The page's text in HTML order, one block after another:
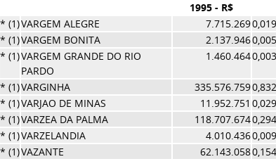
1995 - R$
* (1)VARGEM ALEGRE 7.715.269
* (1)VARGEM BONITA 2.137.946
* (1)VARGEM GRANDE DO RIO
PARDO
1.460.464
* (1)VARGINHA 335.576.759
* (1)VARJAO DE MINAS 11.952.751
* (1)VARZEA DA PALMA 118.707.674
* (1)VARZELANDIA 4.010.436
* (1)VAZANTE 62.143.058